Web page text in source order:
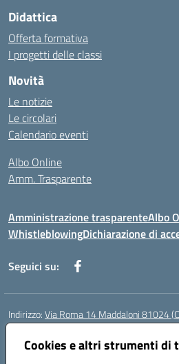
Cookies e altri strumenti di
Didattica
Offerta formativa
I progetti delle classi
Novità
Le notizie
Le circolari
Calendario eventi
Albo Online
Amm. Trasparente
Amministrazione trasparenteAlbo
WhistleblowingDichiarazione di
Seguici su:
Indirizzo:Via Roma 14 Maddaloni 81024
Centralino:
Posta elettronica certificata (PEC):